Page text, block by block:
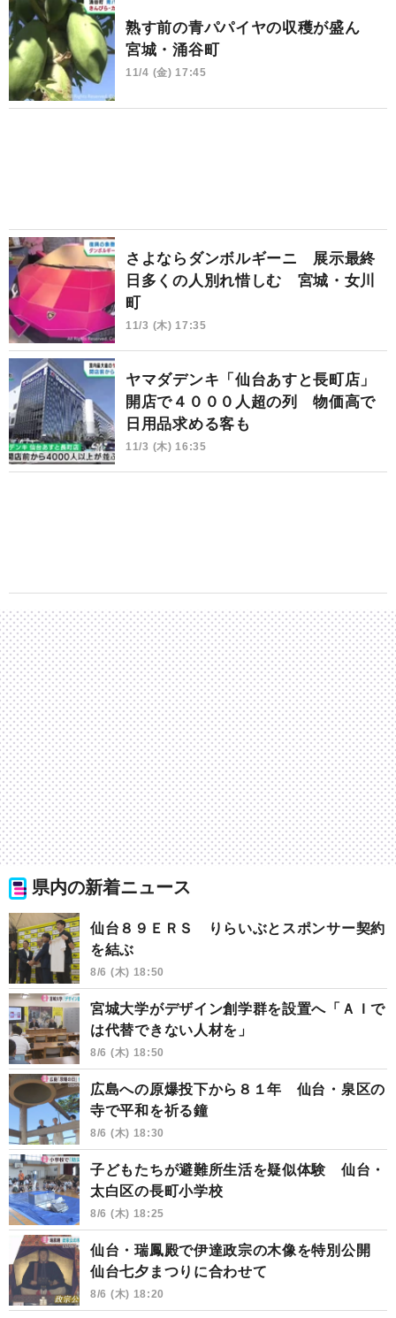
熟す前の青パパイヤの収穫が盛ん
宮城・涌谷町
11/4 (金) 17:45
さよならダンボルギーニ 展示最終
日多くの人別れ惜しむ 宮城・女川
町
11/3 (木) 17:35
ヤマダデンキ「仙台あすと長町店」
開店で４０００人超の列 物価高で
日用品求める客も
11/3 (木) 16:35
県内の新着ニュース
仙台８９ＥＲＳ りらいぶとスポンサー契約
を結ぶ
8/6 (木) 18:50
宮城大学がデザイン創学群を設置へ「ＡＩで
は代替できない人材を」
8/6 (木) 18:50
広島への原爆投下から８１年 仙台・泉区の
寺で平和を祈る鐘
8/6 (木) 18:30
子どもたちが避難所生活を疑似体験 仙台・
太白区の長町小学校
8/6 (木) 18:25
仙台・瑞鳳殿で伊達政宗の木像を特別公開
仙台七夕まつりに合わせて
8/6 (木) 18:20